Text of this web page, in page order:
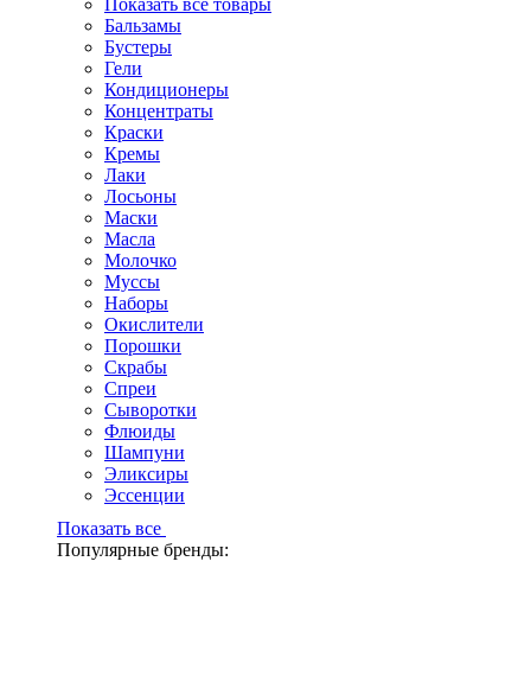
Показать все товары
Бальзамы
Бустеры
Гели
Кондиционеры
Концентраты
Краски
Кремы
Лаки
Лосьоны
Маски
Масла
Молочко
Муссы
Наборы
Окислители
Порошки
Скрабы
Спреи
Сыворотки
Флюиды
Шампуни
Эликсиры
Эссенции
Показать все
Популярные бренды: